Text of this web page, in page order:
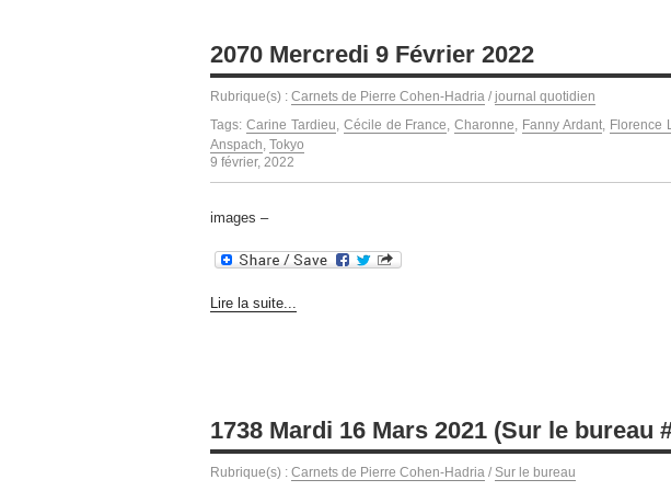
2070 Mercredi 9 Février 2022
Rubrique(s) : Carnets de Pierre Cohen-Hadria / journal quotidien
Tags: Carine Tardieu, Cécile de France,Charonne, Fanny Ardant, Florence
Anspach, Tokyo
9 février, 2022
images –
Lire la suite...
1738 Mardi 16 Mars 2021 (Sur le bureau
Rubrique(s) : Carnets de Pierre Cohen-Hadria / Sur le bureau